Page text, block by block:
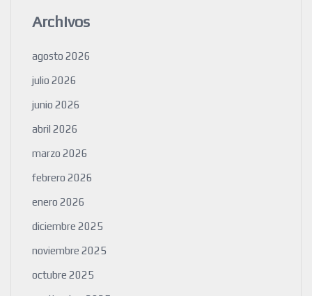
Archivos
agosto 2026
julio 2026
junio 2026
abril 2026
marzo 2026
febrero 2026
enero 2026
diciembre 2025
noviembre 2025
octubre 2025